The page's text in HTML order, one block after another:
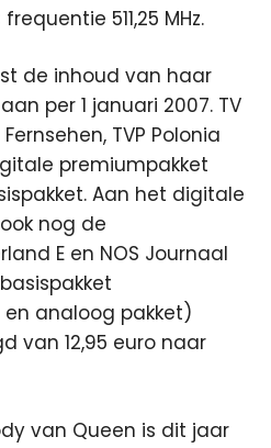
511,25 MHz.
de inhoud van haar
per 1 januari 2007. TV
TVP Polonia
premiumpakket
Aan het digitale
nog de
E en NOS Journaal
analoog pakket)
van 12,95 euro naar
van Queen is dit jaar